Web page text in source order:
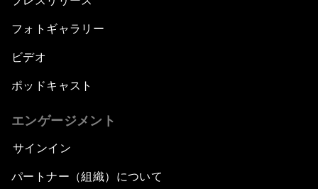
フォトギャラリー
ビデオ
ポッドキャスト
エンゲージメント
サインイン
パートナー（組織）について